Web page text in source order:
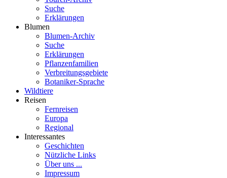
Suche
Erklärungen
Blumen
Blumen-Archiv
Suche
Erklärungen
Pflanzenfamilien
Verbreitungsgebiete
Botaniker-Sprache
Wildtiere
Reisen
Fernreisen
Europa
Regional
Interessantes
Geschichten
Nützliche Links
Über uns ...
Impressum